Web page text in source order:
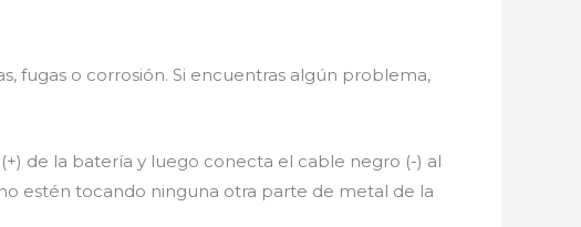
fugas o corrosión. Si encuentras algún problema,
de la batería y luego conecta el cable negro (-) al
estén tocando ninguna otra parte de metal de la